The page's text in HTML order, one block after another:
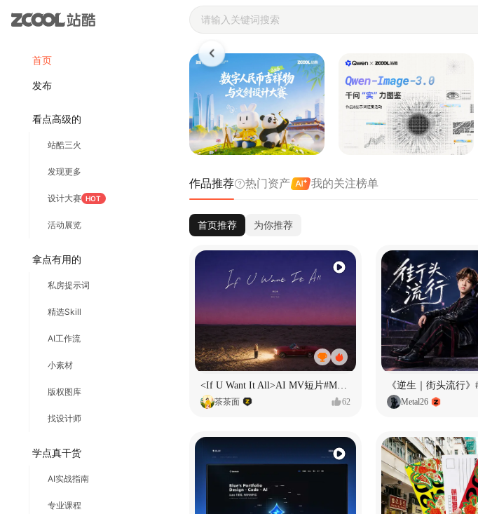
首页
发布
看点高级的
站酷三火
发现更多
设计大赛 HOT
活动展览
拿点有用的
私房提示词
精选Skill
AI工作流
小素材
版权图库
找设计师
学点真干货
AI实战指南
专业课程
站酷ZCOOL - 设计师们都在站酷
作品推荐 热门资产 我的关注榜单
首页推荐 为你推荐
<If U Want It All>AI MV短片#MVLAND嘻哈狂欢派对
茶茶面 62 Metal26